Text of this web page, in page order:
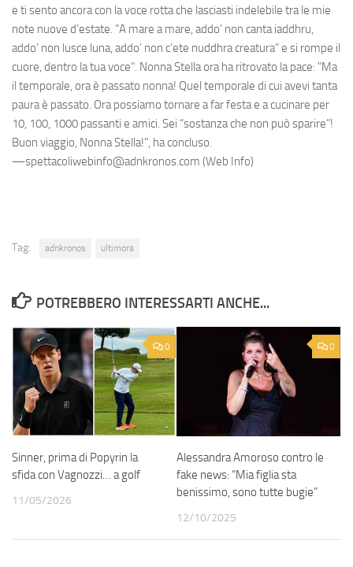
e ti sento ancora con la voce rotta che lasciasti indelebile tra le mie
note nuove d’estate. ”A mare a mare, addo’ non canta iaddhru,
addo’ non lusce luna, addo’ non c’ete nuddhra creatura” e si rompe il
cuore, dentro la tua voce". Nonna Stella ora ha ritrovato la pace: "Ma
il temporale, ora è passato nonna! Quel temporale di cui avevi tanta
paura è passato. Ora possiamo tornare a far festa e a cucinare per
10, 100, 1000 passanti e amici. Sei “sostanza che non può sparire”!
Buon viaggio, Nonna Stella!", ha concluso.
—spettacoliwebinfo@adnkronos.com (Web Info)
Tag: adnkronos ultimora
POTREBBERO INTERESSARTI ANCHE...
0
Sinner, prima di Popyrin la
sfida con Vagnozzi… a golf
11/05/2026
0
Alessandra Amoroso contro le
fake news: “Mia figlia sta
benissimo, sono tutte bugie”
12/10/2025